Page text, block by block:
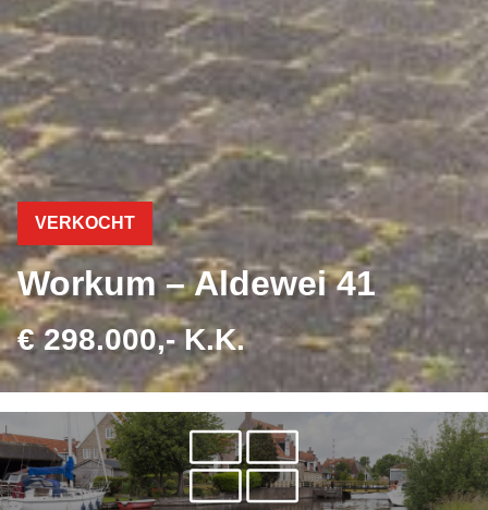
VERKOCHT
Workum – Aldewei 41
€ 298.000,- K.K.